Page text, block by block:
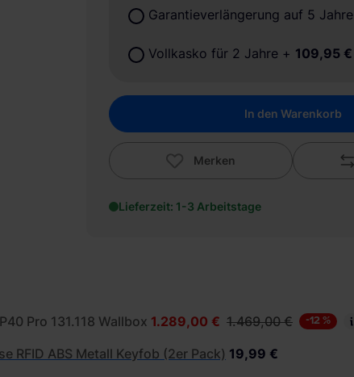
Garantieverlängerung auf 5 Jahre
Vollkasko für 2 Jahre + 109,95 €
In den Warenkorb
Merken
Lieferzeit: 1-3 Arbeitstage
Pro 131.118 Wallbox 1.289,00 € 1.469,00 € -12 %
RFID ABS Metall Keyfob (2er Pack) 19,99 €